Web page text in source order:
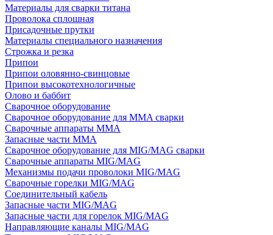
Материалы для сварки титана
Проволока сплошная
Присадочные прутки
Материалы специального назначения
Строжка и резка
Припои
Припои оловянно-свинцовые
Припои высокотехнологичные
Олово и баббит
Сварочное оборудование
Сварочное оборудование для MMA сварки
Сварочные аппараты MMA
Запасные части MMA
Сварочное оборудование для MIG/MAG сварки
Сварочные аппараты MIG/MAG
Механизмы подачи проволоки MIG/MAG
Сварочные горелки MIG/MAG
Соединительный кабель
Запасные части MIG/MAG
Запасные части для горелок MIG/MAG
Направляющие каналы MIG/MAG